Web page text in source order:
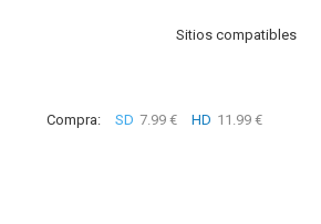
Sitios compatibles
Compra: SD 7.99 € HD 11.99 €